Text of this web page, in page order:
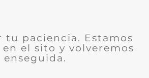
tu paciencia. Estamos
el sito y volveremos
enseguida.